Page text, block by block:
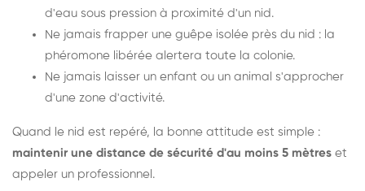
d'eau sous pression à proximité d'un nid.
Ne jamais frapper une guêpe isolée près du nid : la
phéromone libérée alertera toute la colonie.
Ne jamais laisser un enfant ou un animal s'approcher
d'une zone d'activité.
Quand le nid est repéré, la bonne attitude est simple :
maintenir une distance de sécurité d'au moins 5 mètres et
appeler un professionnel.